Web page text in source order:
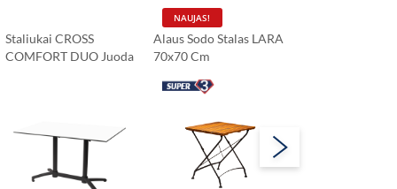
Staliukai CROSS
COMFORT DUO Juoda
Alaus Sodo Stalas LARA
70x70 Cm
NAUJAS!